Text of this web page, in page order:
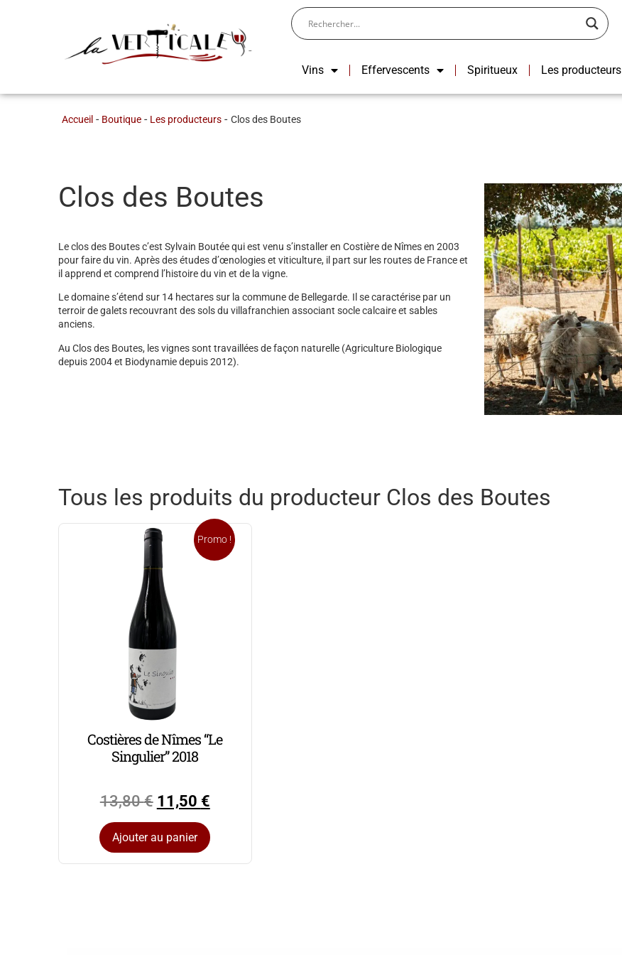
Vins Effervescents Spiritueux Les producteurs
Accueil - Boutique - Les producteurs - Clos des Boutes
Clos des Boutes
Le clos des Boutes c’est Sylvain Boutée qui est venu s’installer en Costière de Nîmes en 2003
pour faire du vin. Après des études d’œnologies et viticulture, il part sur les routes de France et
il apprend et comprend l’histoire du vin et de la vigne.
Le domaine s’étend sur 14 hectares sur la commune de Bellegarde. Il se caractérise par un
terroir de galets recouvrant des sols du villafranchien associant socle calcaire et sables
anciens.
Au Clos des Boutes, les vignes sont travaillées de façon naturelle (Agriculture Biologique
depuis 2004 et Biodynamie depuis 2012).
Tous les produits du producteur Clos des Boutes
Promo !
Costières de Nîmes “Le
Singulier” 2018
13,80€ 11,50 €
Ajouter au panier